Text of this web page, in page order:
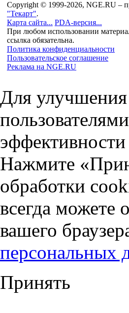
Copyright © 1999-2026, NGE.RU –
"Текарт".
Карта сайта... PDA-версия...
При любом использовании
ссылка обязательна.
Политика конфиденциальности
Пользовательское соглашение
Реклама на NGE.RU
Для улучшения
Нажмите
обработки
всегда можете
вашего
персональных
Принять